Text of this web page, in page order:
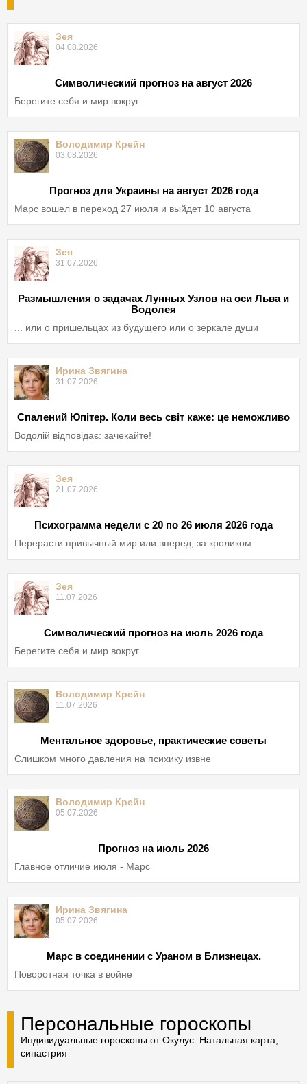
Зея
04.08.2026
Символический прогноз на август 2026
Берегите себя и мир вокруг
Володимир Крейн
03.08.2026
Прогноз для Украины на август 2026 года
Марс вошел в переход 27 июля и выйдет 10 августа
Зея
31.07.2026
Размышления о задачах Лунных Узлов на оси Льва и
Водолея
... или о пришельцах из будущего или о зеркале души
Ирина Звягина
31.07.2026
Спалений Юпітер. Коли весь світ каже: це неможливо
Водолій відповідає: зачекайте!
Зея
21.07.2026
Психограмма недели с 20 по 26 июля 2026 года
Перерасти привычный мир или вперед, за кроликом
Зея
11.07.2026
Символический прогноз на июль 2026 года
Берегите себя и мир вокруг
Володимир Крейн
11.07.2026
Ментальное здоровье, практические советы
Слишком много давления на психику извне
Володимир Крейн
05.07.2026
Прогноз на июль 2026
Главное отличие июля - Марс
Ирина Звягина
05.07.2026
Марс в соединении с Ураном в Близнецах.
Поворотная точка в войне
Персональные гороскопы
Индивидуальные гороскопы от Окулус. Натальная карта,
синастрия